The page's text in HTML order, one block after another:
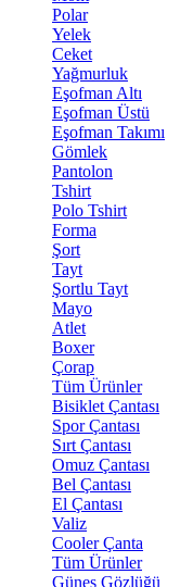
Polar
Yelek
Ceket
Yağmurluk
Eşofman Altı
Eşofman Üstü
Eşofman Takımı
Gömlek
Pantolon
Tshirt
Polo Tshirt
Forma
Şort
Tayt
Şortlu Tayt
Mayo
Atlet
Boxer
Çorap
Tüm Ürünler
Bisiklet Çantası
Spor Çantası
Sırt Çantası
Omuz Çantası
Bel Çantası
El Çantası
Valiz
Cooler Çanta
Tüm Ürünler
Güneş Gözlüğü